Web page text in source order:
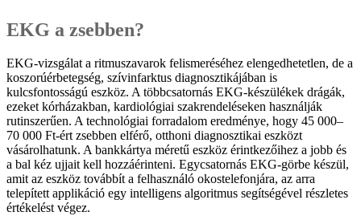
EKG a zsebben?
EKG-vizsgálat a ritmuszavarok felismeréséhez elengedhetetlen, de a
koszorúérbetegség, szívinfarktus diagnosztikájában is
kulcsfontosságú eszköz. A többcsatornás EKG-készülékek drágák,
ezeket kórházakban, kardiológiai szakrendeléseken használják
rutinszerűen. A technológiai forradalom eredménye, hogy 45 000–
70 000 Ft-ért zsebben elférő, otthoni diagnosztikai eszközt
vásárolhatunk. A bankkártya méretű eszköz érintkezőihez a jobb és
a bal kéz ujjait kell hozzáérinteni. Egycsatornás EKG-görbe készül,
amit az eszköz továbbít a felhasználó okostelefonjára, az arra
telepített applikáció egy intelligens algoritmus segítségével részletes
értékelést végez.